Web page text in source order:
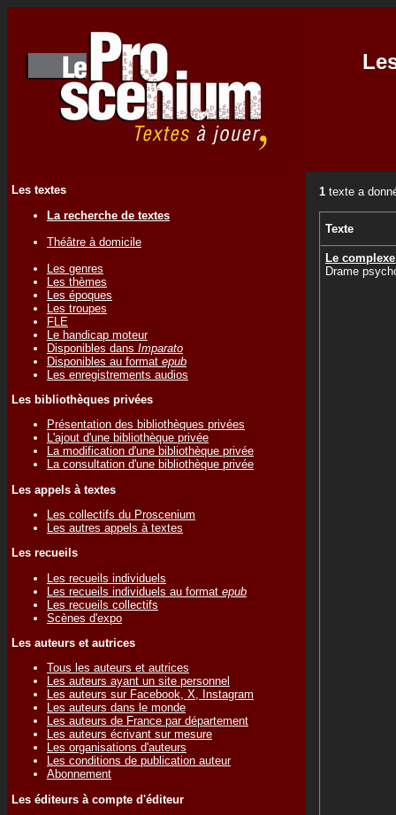
Les textes
La recherche de textes
Théâtre à domicile
Les genres
Les thèmes
Les époques
Les troupes
FLE
Le handicap moteur
Disponibles dans Imparato
Disponibles au format epub
Les enregistrements audios
Les bibliothèques privées
Présentation des bibliothèques privées
L'ajout d'une bibliothèque privée
La modification d'une bibliothèque privée
La consultation d'une bibliothèque privée
Les appels à textes
Les collectifs du Proscenium
Les autres appels à textes
Les recueils
Les recueils individuels
Les recueils individuels au format epub
Les recueils collectifs
Scènes d'expo
Les auteurs et autrices
Tous les auteurs et autrices
Les auteurs ayant un site personnel
Les auteurs sur Facebook, X, Instagram
Les auteurs dans le monde
Les auteurs de France par département
Les auteurs écrivant sur mesure
Les organisations d'auteurs
Les conditions de publication auteur
Abonnement
Les éditeurs à compte d'éditeur
1 texte a
Texte
Le
Drame